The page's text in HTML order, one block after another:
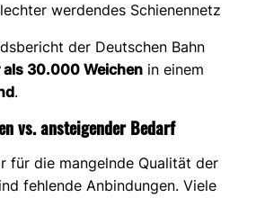
werdendes Schienennetz
der Deutschen Bahn
als 30.000 Weichen in einem
.
vs. ansteigender Bedarf
für die mangelnde Qualität der
fehlende Anbindungen. Viele